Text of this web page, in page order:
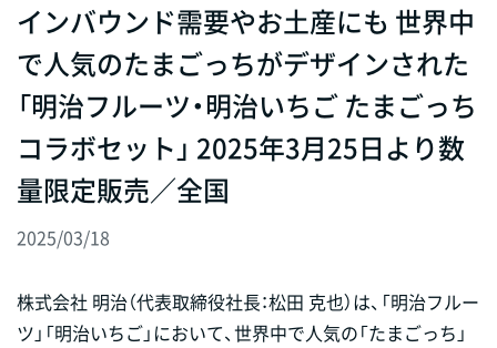
インバウンド需要やお土産にも 世界中
で人気のたまごっちがデザインされた
「明治フルーツ・明治いちご たまごっち
コラボセット」 2025年3月25日より数
量限定販売／全国
2025/03/18
株式会社 明治（代表取締役社長：松田 克也）は、「明治フルー
ツ」「明治いちご」において、世界中で人気の「たまごっち」